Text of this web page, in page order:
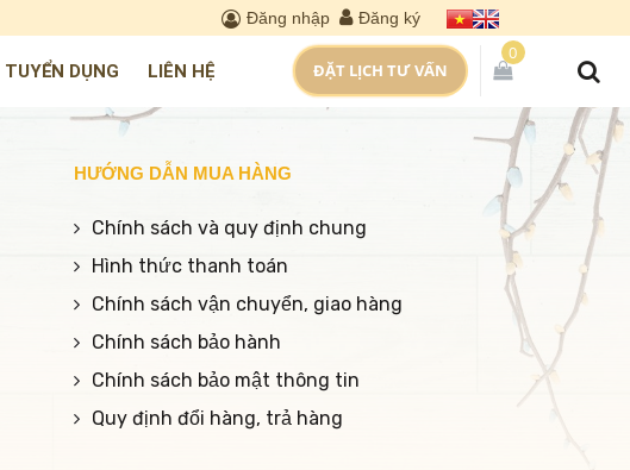
Đăng nhập Đăng ký
TUYỂN DỤNG LIÊN HỆ ĐẶT LỊCH TƯ VẤN
0
HƯỚNG DẪN MUA HÀNG
Chính sách và quy định chung
Hình thức thanh toán
Chính sách vận chuyển, giao hàng
Chính sách bảo hành
Chính sách bảo mật thông tin
Quy định đổi hàng, trả hàng